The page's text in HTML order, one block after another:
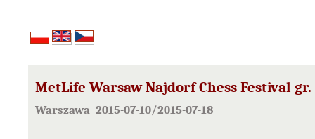
MetLife Warsaw Najdorf Chess Festival gr.
Warszawa 2015-07-10/2015-07-18